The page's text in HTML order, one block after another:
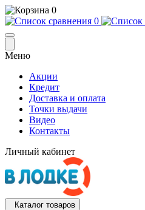
0
0
Меню
Акции
Кредит
Доставка и оплата
Точки выдачи
Видео
Контакты
Личный кабинет
Каталог товаров